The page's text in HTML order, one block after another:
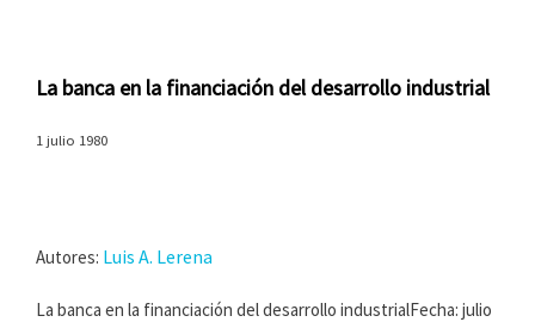
La banca en la financiación del desarrollo industrial
1 julio 1980
La banca en la financiación del desarrollo industrialFecha: julio
Autores: Luis A. Lerena